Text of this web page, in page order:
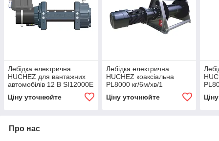
Лебідка електрична
HUCHEZ для вантажних
автомобілів 12 В SI12000E
Ціну уточнюйте
Лебідка електрична
HUCHEZ коаксіальна
PL8000 кг/6м/хв/1
Ціну уточнюйте
Про нас